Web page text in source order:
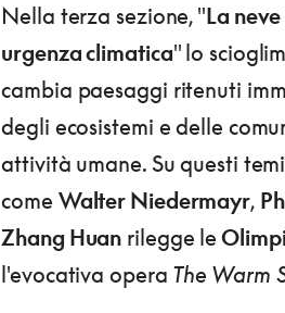
Nella terza sezione, "La
urgenza climatica" lo
cambia paesaggi ritenuti
degli ecosistemi e delle
attività umane. Su questi
come Walter Niedermayr,
Zhang Huan rilegge le
l'evocativa opera The Warm